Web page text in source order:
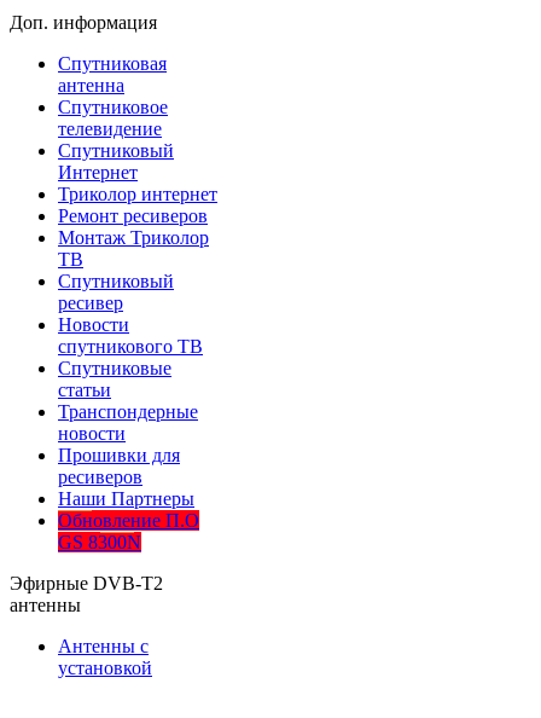
Доп. информация
Спутниковая
антенна
Спутниковое
телевидение
Спутниковый
Интернет
Триколор интернет
Ремонт ресиверов
Монтаж Триколор
ТВ
Спутниковый
ресивер
Новости
спутникового ТВ
Спутниковые
статьи
Транспондерные
новости
Прошивки для
ресиверов
Наши Партнеры
Обновление П.О
GS 8300N
Эфирные DVB-T2
антенны
Антенны с
установкой